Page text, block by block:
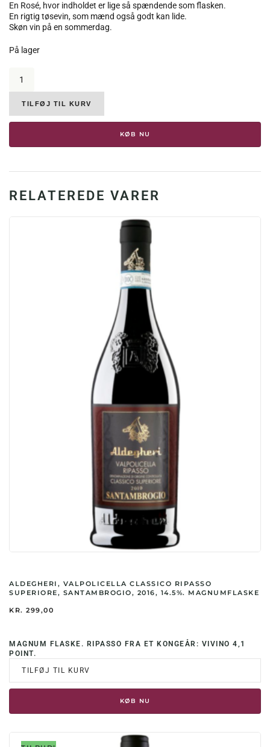
En Rosé, hvor indholdet er lige så spændende som flasken.
En rigtig tøsevin, som mænd også godt kan lide.
Skøn vin på en sommerdag.
På lager
Zaleo
Rosé
Rosato
Verona
2020,
%
TILFØJ TIL KURV
KØB NU
RELATEREDE VARER
ALDEGHERI, VALPOLICELLA CLASSICO RIPASSO
SUPERIORE, SANTAMBROGIO, 2016, 14.5%. MAGNUMFLASKE
KR. 299,00
MAGNUM FLASKE. RIPASSO FRA ET KONGEÅR: VIVINO 4,1
POINT.
TILFØJ TIL KURV
KØB NU